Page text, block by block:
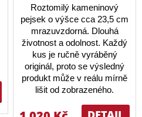
Roztomilý kameninový
pejsek o výšce cca 23,5 cm
mrazuvzdorná. Dlouhá
životnost a odolnost. Každý
kus je ručně vyráběný
originál, proto se výsledný
produkt může v reálu mírně
lišit od zobrazeného.